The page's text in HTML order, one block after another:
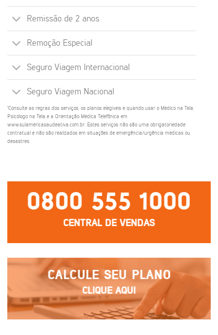
Remissão de 2 anos
Remoção Especial
Seguro Viagem Internacional
Seguro Viagem Nacional
¹Consulte as regras dos serviços, os planos elegíveis e quando usar o Médico na Tela,
Psicólogo na Tela e a Orientação Médica Telefônica em
www.sulamericasaudeativa.com.br. Estes serviços não são uma obrigatoriedade
contratual e não são realizados em situações de emergência/urgência médicas ou
desastres.
0800 555 1000
CENTRAL DE VENDAS
CALCULE SEU PLANO
CLIQUE AQUI